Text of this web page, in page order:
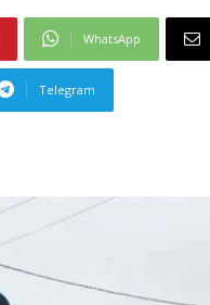
WhatsApp
Telegram